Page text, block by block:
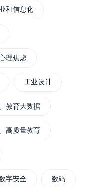
和信息化
理焦虑
工业设计
教育大数据
高质量教育
字安全 数码